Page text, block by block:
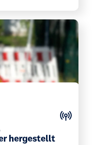
hergestellt